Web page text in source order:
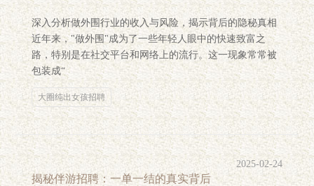
深入分析做外围行业的收入与风险，揭示背后的隐秘真相
近年来，"做外围"成为了一些年轻人眼中的快速致富之
路，特别是在社交平台和网络上的流行。这一现象常常被
包装成“
大圈纯出女孩招聘
揭秘伴游招聘：一单一结的真实背后
2025-02-24